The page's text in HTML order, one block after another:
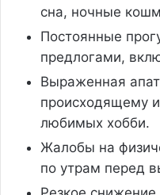
сна, ночные
Постоянные
предлогами,
Выраженная
происходящему
любимых хобби.
Жалобы на
по утрам перед